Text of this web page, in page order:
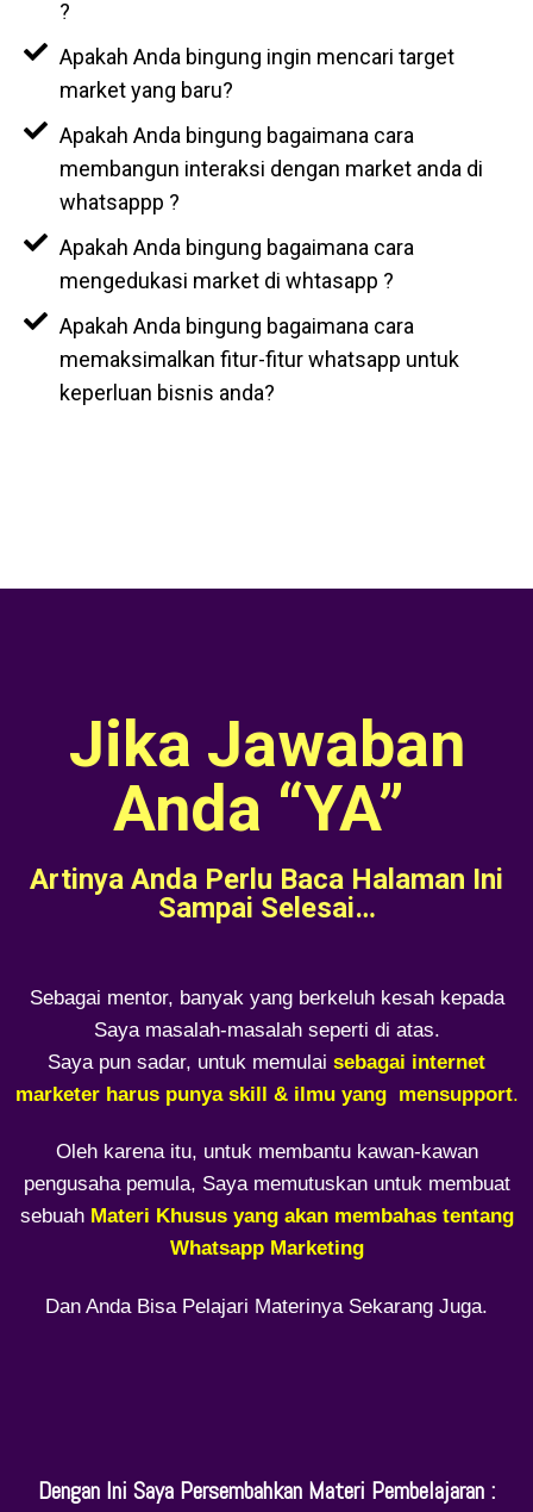
?
Apakah Anda bingung ingin mencari target
market yang baru?
Apakah Anda bingung bagaimana cara
membangun interaksi dengan market anda di
whatsappp ?
Apakah Anda bingung bagaimana cara
mengedukasi market di whtasapp ?
Apakah Anda bingung bagaimana cara
memaksimalkan fitur-fitur whatsapp untuk
keperluan bisnis anda?
Jika Jawaban
Anda “YA”
Artinya Anda Perlu Baca Halaman Ini
Sampai Selesai…
Sebagai mentor, banyak yang berkeluh kesah kepada
Saya masalah-masalah seperti di atas.
Saya pun sadar, untuk memulai sebagai internet
marketer harus punya skill & ilmu yang mensupport.
Oleh karena itu, untuk membantu kawan-kawan
pengusaha pemula, Saya memutuskan untuk membuat
sebuah Materi Khusus yang akan membahas tentang
Whatsapp Marketing
Dan Anda Bisa Pelajari Materinya Sekarang Juga.
Dengan Ini Saya Persembahkan Materi Pembelajaran :